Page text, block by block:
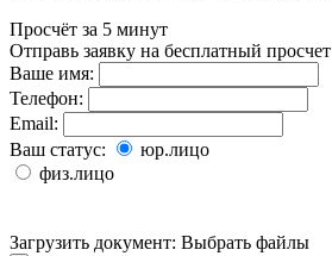
Просчёт за 5 минут
Отправь заявку на бесплатный просчет
Ваше имя:
Телефон:
Email:
Ваш статус:
юр.лицо
физ.лицо
Загрузить документ: Выбрать файлы